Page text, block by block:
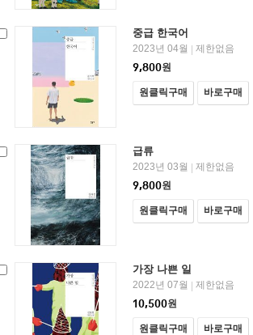
중급 한국어
2023년 04월 | 제한없음
9,800원
원클릭구매 바로구매
급류
2023년 03월 | 제한없음
9,800원
원클릭구매 바로구매
가장 나쁜 일
2022년 07월 | 제한없음
10,500원
원클릭구매 바로구매